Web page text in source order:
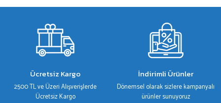
gördüğünüz noktaları öneri formunu kullanarak tarafımıza iletebilirsiniz.
Ürün resmi kalitesiz, bozuk veya görüntülenemiyor.
Ürün açıklamasında eksik bilgiler bulunuyor.
Ürün fiyatı diğer sitelerden daha pahalı.
Bu ürüne benzer farklı alternatifler olmalı.
Ücretsiz Kargo
2500 TL ve Üzeri Alışverişlerde
Ücretsiz Kargo
İndirimli Ürünler
Dönemsel olarak sizlere kampanyalı
ürünler sunuyoruz